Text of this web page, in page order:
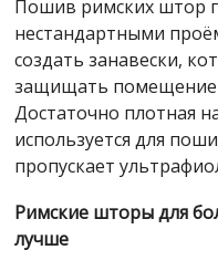
Пошив римских штор
нестандартными
создать занавески,
защищать помещение
Достаточно плотная
используется для
пропускает
Римские шторы для
лучше